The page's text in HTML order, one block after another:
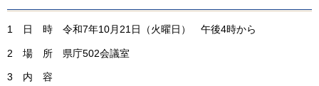
1 日 時 令和7年10月21日（火曜日） 午後4時から
2 場 所 県庁502会議室
3 内 容